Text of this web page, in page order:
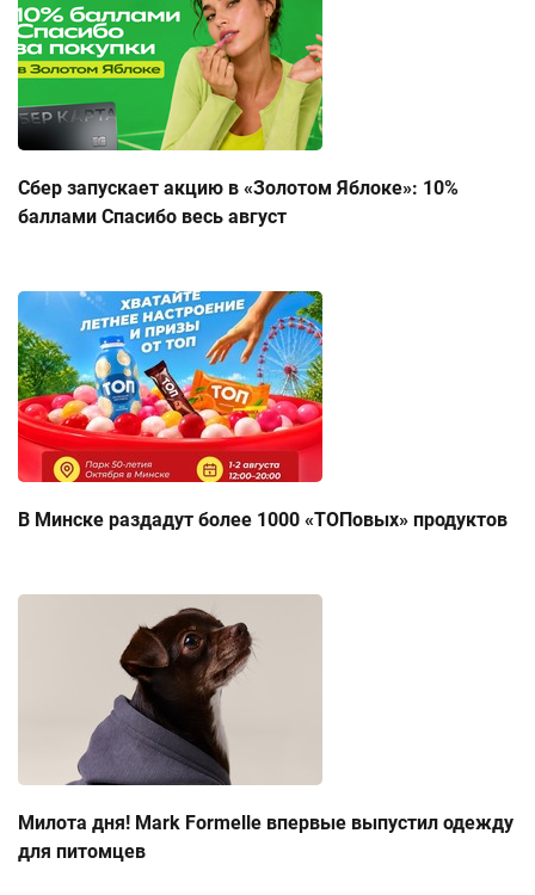
Сбер запускает акцию в «Золотом Яблоке»: 10%
баллами Спасибо весь август
В Минске раздадут более 1000 «ТОПовых» продуктов
Милота дня! Mark Formelle впервые выпустил одежду
для питомцев